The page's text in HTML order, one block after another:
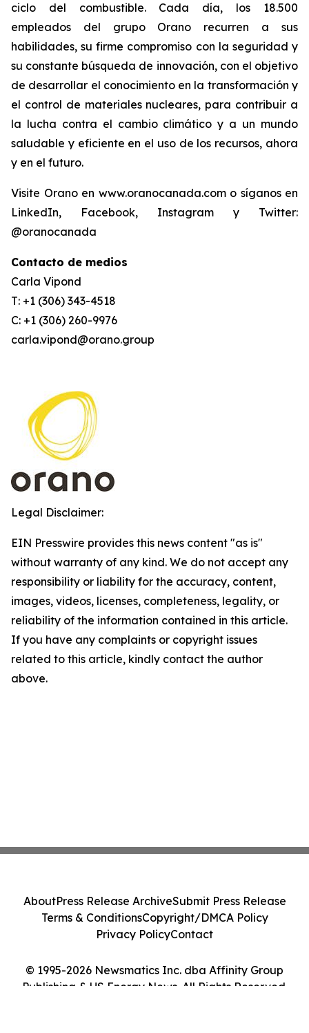
ciclo del combustible. Cada día, los 18.500
empleados del grupo Orano recurren a sus
habilidades, su firme compromiso con la seguridad y
su constante búsqueda de innovación, con el objetivo
de desarrollar el conocimiento en la transformación y
el control de materiales nucleares, para contribuir a
la lucha contra el cambio climático y a un mundo
saludable y eficiente en el uso de los recursos, ahora
y en el futuro.
Visite Orano en www.oranocanada.com o síganos en
LinkedIn, Facebook, Instagram y Twitter:
@oranocanada
Contacto de medios
Carla Vipond
T: +1 (306) 343-4518
C: +1 (306) 260-9976
carla.vipond@orano.group
Legal Disclaimer:
EIN Presswire provides this news content "as is"
without warranty of any kind. We do not accept any
responsibility or liability for the accuracy, content,
images, videos, licenses, completeness, legality, or
reliability of the information contained in this article.
If you have any complaints or copyright issues
related to this article, kindly contact the author
above.
© 1995-2026 Newsmatics Inc. dba Affinity Group
Publishing & US Energy News. All Rights Reserved.
AboutPress Release ArchiveSubmit Press Release
Terms & ConditionsCopyright/DMCA Policy
Privacy PolicyContact